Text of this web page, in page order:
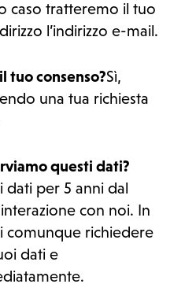
caso tratteremo il tuo
l’indirizzo e-mail.
tuo consenso?Sì,
una tua richiesta
questi dati?
dati per 5 anni dal
con noi. In
richiedere
dati e